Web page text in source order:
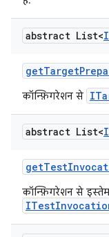
abstract List<
getTarget
कॉन्फ़िगरेशन से
abstract List<
getTest
कॉन्फ़िगरेशन से